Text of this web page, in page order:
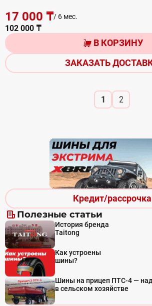
Кредит/рассрочка
Полезные статьи
История бренда
Taitong
Как устроены
шины?
Шины на прицеп ПТС-4 —
в сельском хозяйстве
17 000 ₸/ 6 мес.
102 000 ₸
В КОРЗИНУ
ЗАКАЗАТЬ
1 2